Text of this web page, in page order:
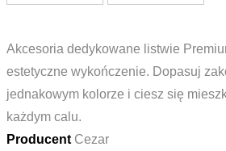
Akcesoria dedykowane listwie
estetyczne wykończenie. Dopasuj
jednakowym kolorze i ciesz się
każdym calu.
Producent Cezar